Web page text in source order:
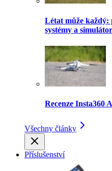
Létat může
systémy a
Recenze Insta360
Všechny články
Příslušenství